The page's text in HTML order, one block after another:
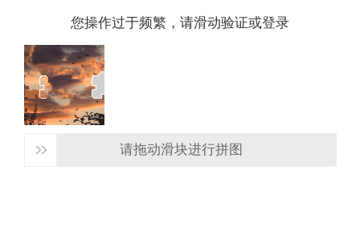
您操作过于频繁，请滑动验证或登录
请拖动滑块进行拼图